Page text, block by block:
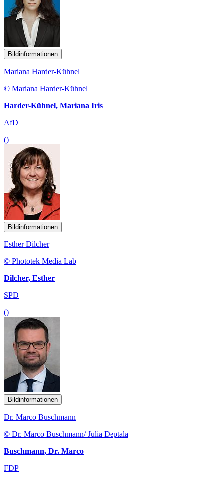
Bildinformationen
Mariana Harder-Kühnel
© Mariana Harder-Kühnel
Harder-Kühnel, Mariana Iris
AfD
()
Bildinformationen
Esther Dilcher
© Phototek Media Lab
Dilcher, Esther
SPD
()
Bildinformationen
Dr. Marco Buschmann
© Dr. Marco Buschmann/ Julia Deptala
Buschmann, Dr. Marco
FDP